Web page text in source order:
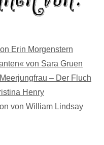
Erin Morgenstern
von Sara Gruen
– Der Fluch
Henry
von William Lindsay